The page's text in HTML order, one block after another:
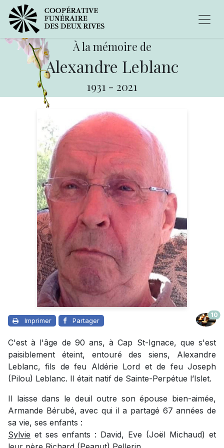
À la mémoire de
Alexandre Leblanc
1931 - 2021
Imprimer Partager
10
C'est à l'âge de 90 ans, à Cap St-Ignace, que s'est
paisiblement éteint, entouré des siens, Alexandre
Leblanc, fils de feu Aldérie Lord et de feu Joseph
(Pilou) Leblanc. Il était natif de Sainte-Perpétue l’Islet.
Il laisse dans le deuil outre son épouse bien-aimée,
Armande Bérubé, avec qui il a partagé 67 années de
sa vie, ses enfants :
Sylvie et ses enfants : David, Eve (Joël Michaud) et